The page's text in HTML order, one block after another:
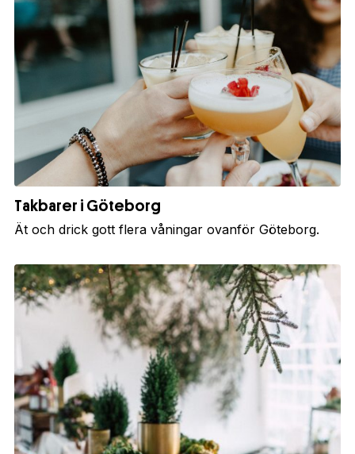
Takbarer i Göteborg
Ät och drick gott flera våningar ovanför Göteborg.